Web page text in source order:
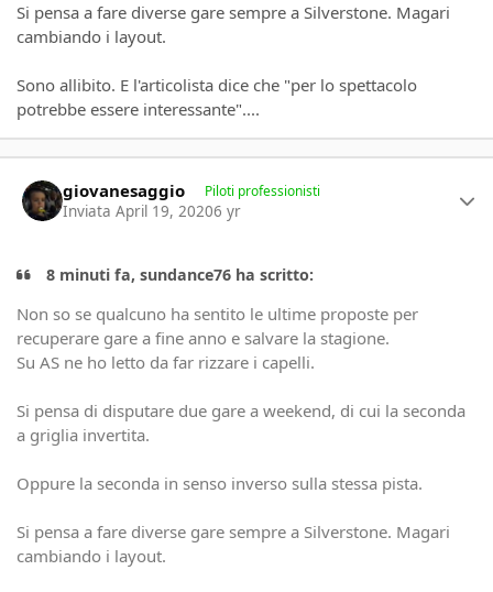
Si pensa a fare diverse gare sempre a Silverstone. Magari
cambiando i layout.
Sono allibito. E l'articolista dice che "per lo spettacolo
potrebbe essere interessante"....
giovanesaggio Piloti professionisti
Inviata April 19, 20206 yr
8 minuti fa, sundance76 ha scritto:
Non so se qualcuno ha sentito le ultime proposte per
recuperare gare a fine anno e salvare la stagione.
Su AS ne ho letto da far rizzare i capelli.
Si pensa di disputare due gare a weekend, di cui la seconda
a griglia invertita.
Oppure la seconda in senso inverso sulla stessa pista.
Si pensa a fare diverse gare sempre a Silverstone. Magari
cambiando i layout.